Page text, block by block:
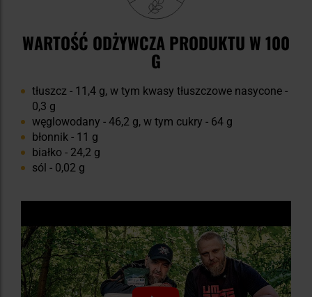
WARTOŚĆ ODŻYWCZA PRODUKTU W 100
G
tłuszcz - 11,4 g, w tym kwasy tłuszczowe nasycone -
0,3 g
węglowodany - 46,2 g, w tym cukry - 64 g
błonnik - 11 g
białko - 24,2 g
sól - 0,02 g